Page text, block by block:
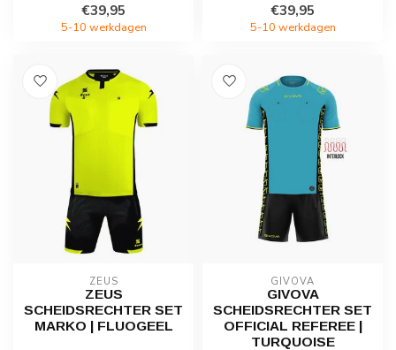
€39,95
5-10 werkdagen
€39,95
5-10 werkdagen
ZEUS
ZEUS
SCHEIDSRECHTER SET
MARKO | FLUOGEEL
GIVOVA
GIVOVA
SCHEIDSRECHTER SET
OFFICIAL REFEREE |
TURQUOISE